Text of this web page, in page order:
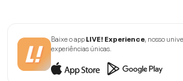
Baixe o appLIVE! Experience, nosso
experiências únicas.